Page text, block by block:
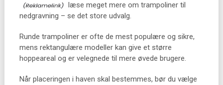
læse meget mere om trampoliner til
nedgravning – se det store udvalg.
Runde trampoliner er ofte de mest populære og sikre,
mens rektangulære modeller kan give et større
hoppeareal og er velegnede til mere øvede brugere.
Når placeringen i haven skal bestemmes, bør du vælge